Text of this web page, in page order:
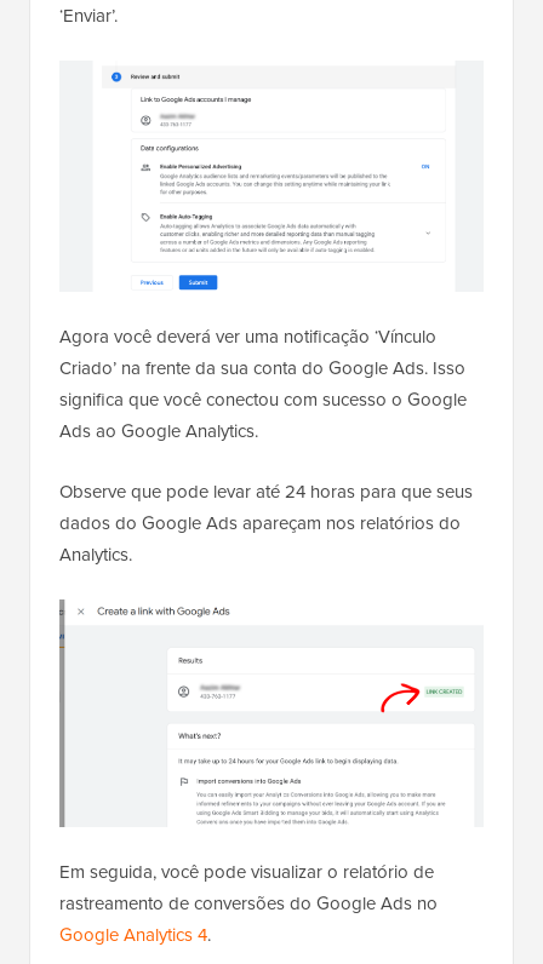
‘Enviar’.
Agora você deverá ver uma notificação ‘Vínculo
Criado’ na frente da sua conta do Google Ads. Isso
significa que você conectou com sucesso o Google
Ads ao Google Analytics.
Observe que pode levar até 24 horas para que seus
dados do Google Ads apareçam nos relatórios do
Analytics.
Em seguida, você pode visualizar o relatório de
rastreamento de conversões do Google Ads no
Google Analytics 4.